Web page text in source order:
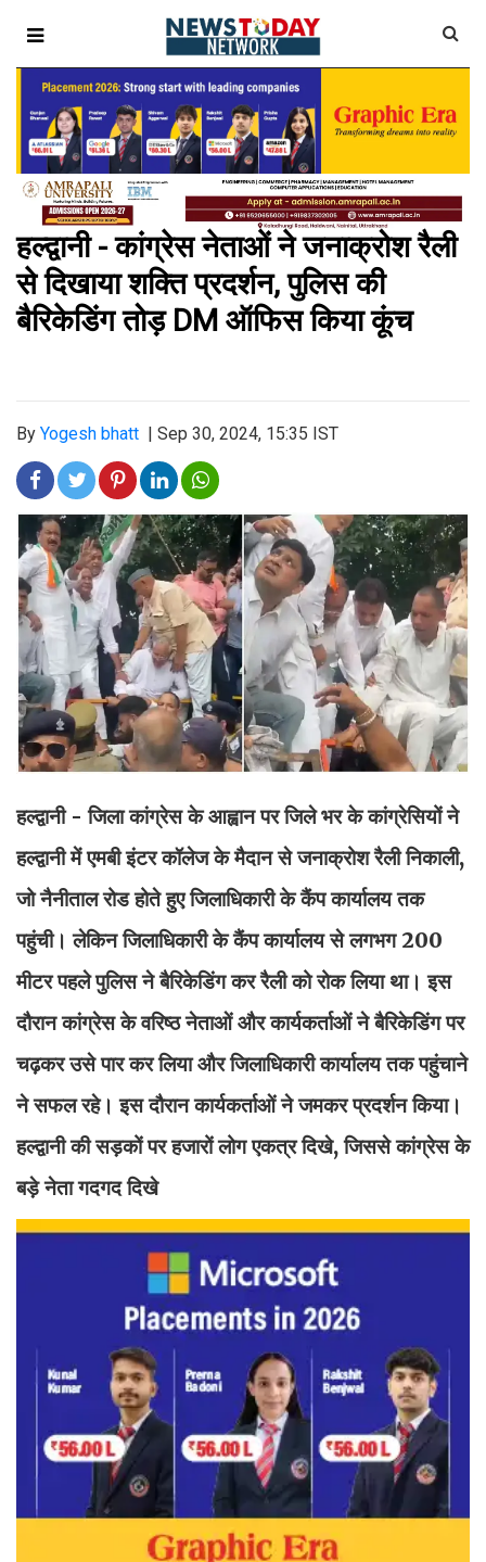
हल्द्वानी - कांग्रेस नेताओं ने जनाक्रोश रैली
से दिखाया शक्ति प्रदर्शन, पुलिस की
बैरिकेडिंग तोड़ DM ऑफिस किया कूंच
By Yogesh bhatt Sep 30, 2024, 15:35 IST
हल्द्वानी - जिला कांग्रेस के आह्वान पर जिले भर के कांग्रेसियों ने
हल्द्वानी में एमबी इंटर कॉलेज के मैदान से जनाक्रोश रैली निकाली,
जो नैनीताल रोड होते हुए जिलाधिकारी के कैंप कार्यालय तक
पहुंची। लेकिन जिलाधिकारी के कैंप कार्यालय से लगभग 200
मीटर पहले पुलिस ने बैरिकेडिंग कर रैली को रोक लिया था। इस
दौरान कांग्रेस के वरिष्ठ नेताओं और कार्यकर्ताओं ने बैरिकेडिंग पर
चढ़कर उसे पार कर लिया और जिलाधिकारी कार्यालय तक पहुंचाने
ने सफल रहे। इस दौरान कार्यकर्ताओं ने जमकर प्रदर्शन किया।
हल्द्वानी की सड़कों पर हजारों लोग एकत्र दिखे, जिससे कांग्रेस के
बड़े नेता गदगद दिखे